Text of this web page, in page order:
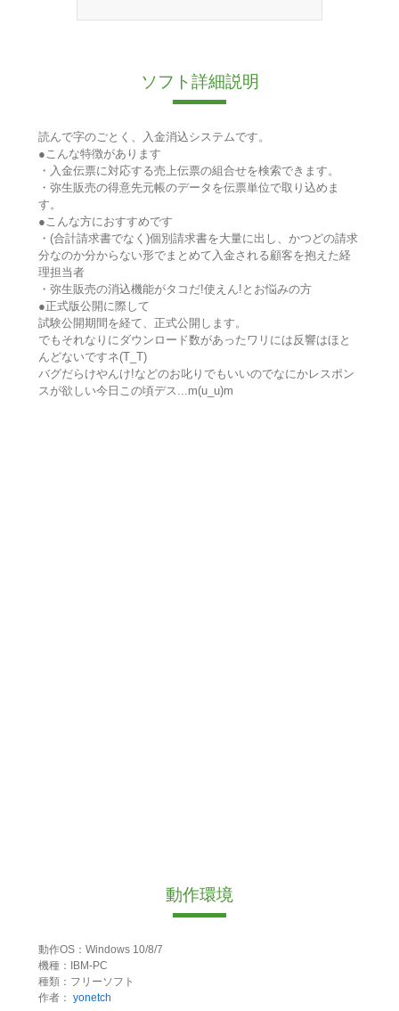
ソフト詳細説明
読んで字のごとく、入金消込システムです。
●こんな特徴があります
・入金伝票に対応する売上伝票の組合せを検索できます。
・弥生販売の得意先元帳のデータを伝票単位で取り込めま
す。
●こんな方におすすめです
・(合計請求書でなく)個別請求書を大量に出し、かつどの請求
分なのか分からない形でまとめて入金される顧客を抱えた経
理担当者
・弥生販売の消込機能がタコだ!使えん!とお悩みの方
●正式版公開に際して
試験公開期間を経て、正式公開します。
でもそれなりにダウンロード数があったワリには反響はほと
んどないですネ(T_T)
バグだらけやんけ!などのお叱りでもいいのでなにかレスポン
スが欲しい今日この頃デス...m(u_u)m
動作環境
動作OS：Windows 10/8/7
機種：IBM-PC
種類：フリーソフト
作者： yonetch